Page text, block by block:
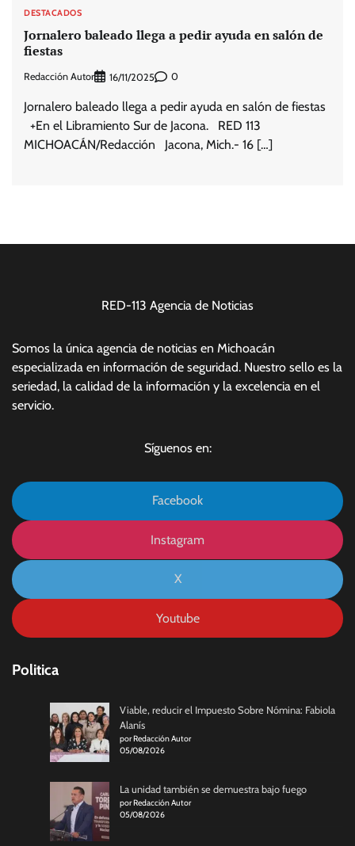
DESTACADOS
Jornalero baleado llega a pedir ayuda en salón de
fiestas
Redacción Autor 16/11/2025 0
Jornalero baleado llega a pedir ayuda en salón de fiestas
+En el Libramiento Sur de Jacona. RED 113
MICHOACÁN/Redacción Jacona, Mich.- 16 […]
RED-113 Agencia de Noticias
Somos la única agencia de noticias en Michoacán
especializada en información de seguridad. Nuestro sello es la
seriedad, la calidad de la información y la excelencia en el
servicio.
Síguenos en:
Facebook
Instagram
X
Youtube
Politica
Viable, reducir el Impuesto Sobre Nómina: Fabiola
Alanís
por Redacción Autor
05/08/2026
La unidad también se demuestra bajo fuego
por Redacción Autor
05/08/2026